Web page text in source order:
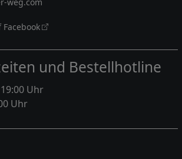
und Bestellhotline
Uhr
Uhr